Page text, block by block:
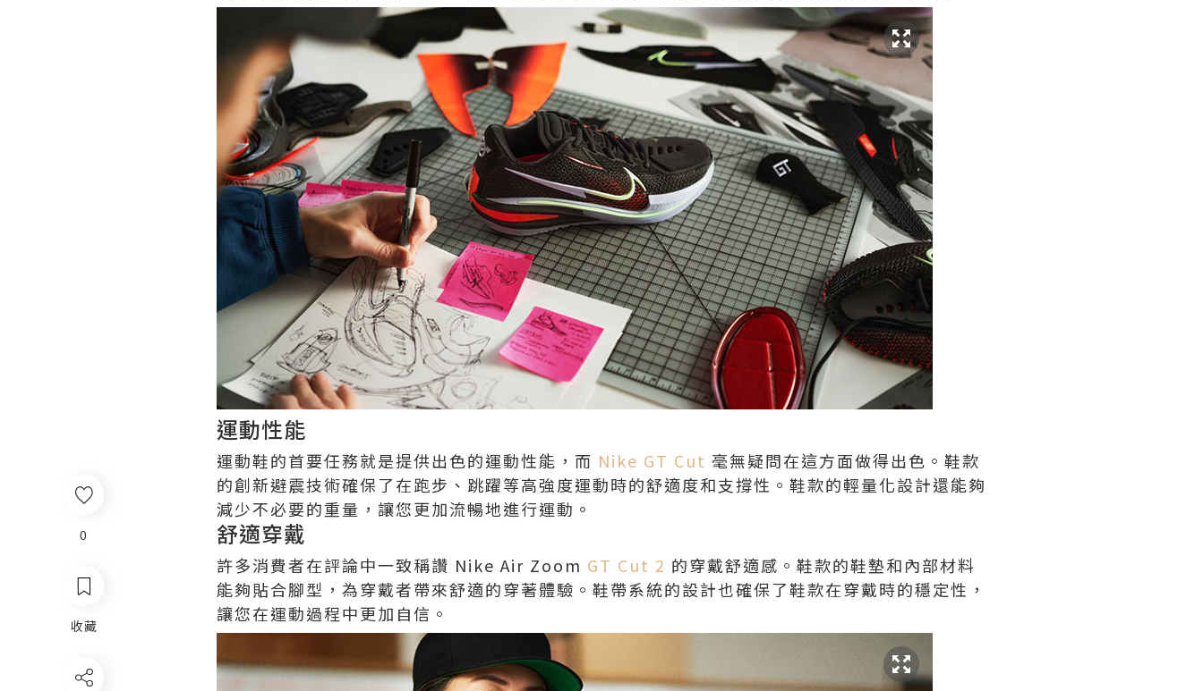
0
收藏
運動性能
運動鞋的首要任務就是提供出色的運動性能，而 Nike GT Cut 毫無疑問在這方面做得出色。鞋款
的創新避震技術確保了在跑步、跳躍等高強度運動時的舒適度和支撐性。鞋款的輕量化設計還能夠
減少不必要的重量，讓您更加流暢地進行運動。
舒適穿戴
許多消費者在評論中一致稱讚 Nike Air Zoom GT Cut 2 的穿戴舒適感。鞋款的鞋墊和內部材料
能夠貼合腳型，為穿戴者帶來舒適的穿著體驗。鞋帶系統的設計也確保了鞋款在穿戴時的穩定性，
讓您在運動過程中更加自信。